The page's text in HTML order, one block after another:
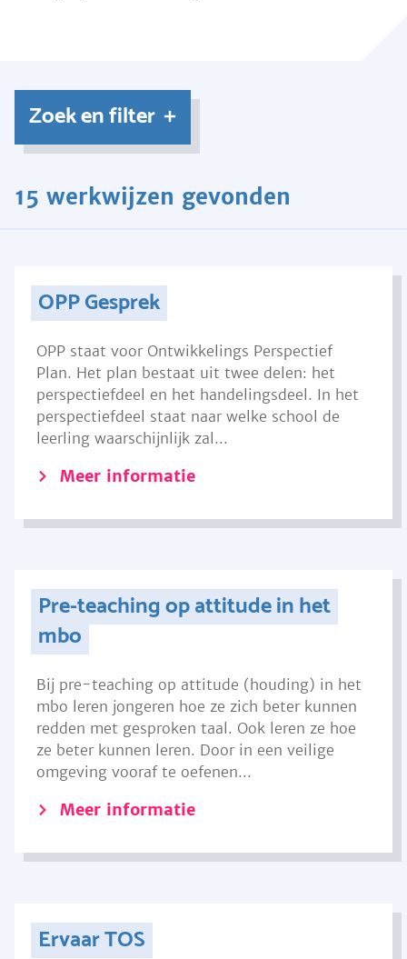
Zoek en filter
15 werkwijzen gevonden
OPP Gesprek
OPP staat voor Ontwikkelings Perspectief
Plan. Het plan bestaat uit twee delen: het
perspectiefdeel en het handelingsdeel. In het
perspectiefdeel staat naar welke school de
leerling waarschijnlijk zal...
Meer informatie
Pre-teaching op attitude in het
mbo
Bij pre-teaching op attitude (houding) in het
mbo leren jongeren hoe ze zich beter kunnen
redden met gesproken taal. Ook leren ze hoe
ze beter kunnen leren. Door in een veilige
omgeving vooraf te oefenen...
Meer informatie
Ervaar TOS